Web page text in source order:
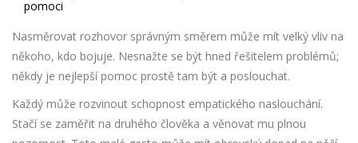
pomoci
Nasměrovat rozhovor správným směrem může mít velký vliv na
někoho, kdo bojuje. Nesnažte se být hned řešitelem problémů;
někdy je nejlepší pomoc prostě tam být a poslouchat.
Každý může rozvinout schopnost empatického naslouchání.
Stačí se zaměřit na druhého člověka a věnovat mu plnou